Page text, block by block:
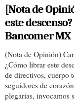
[Nota de
este
Bancomer MX
(Nota de Opinión)
¿Cómo librar este
de directivos, cuerpo
seguidores de
plegarias, invocamos